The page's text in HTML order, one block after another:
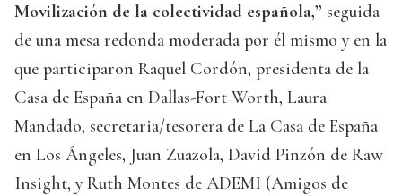
Movilización de la colectividad española,” seguida
de una mesa redonda moderada por él mismo y en la
que participaron Raquel Cordón, presidenta de la
Casa de España en Dallas-Fort Worth, Laura
Mandado, secretaria/tesorera de La Casa de España
en Los Ángeles, Juan Zuazola, David Pinzón de Raw
Insight, y Ruth Montes de ADEMI (Amigos de